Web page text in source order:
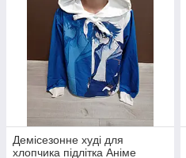
Демісезонне худі для
хлопчика підлітка Аніме